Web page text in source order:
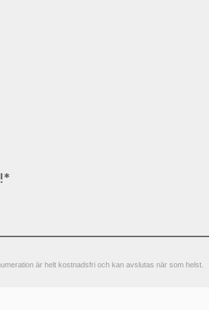
är helt kostnadsfri och kan avslutas när som helst.